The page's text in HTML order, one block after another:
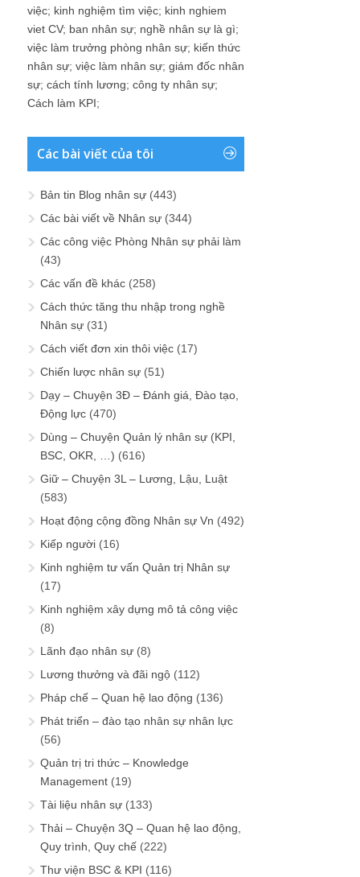
việc; kinh nghiệm tìm việc; kinh nghiem
viet CV; ban nhân sự; nghề nhân sự là gì;
việc làm trưởng phòng nhân sự; kiến thức
nhân sự; việc làm nhân sự; giám đốc nhân
sự; cách tính lương; công ty nhân sự;
Cách làm KPI;
Các bài viết của tôi
Bản tin Blog nhân sự (443)
Các bài viết về Nhân sự (344)
Các công việc Phòng Nhân sự phải làm
(43)
Các vấn đề khác (258)
Cách thức tăng thu nhập trong nghề
Nhân sự (31)
Cách viết đơn xin thôi việc (17)
Chiến lược nhân sự (51)
Dạy – Chuyện 3Đ – Đánh giá, Đào tạo,
Động lực (470)
Dùng – Chuyện Quản lý nhân sự (KPI,
BSC, OKR, …) (616)
Giữ – Chuyện 3L – Lương, Lậu, Luật
(583)
Hoạt động cộng đồng Nhân sự Vn (492)
Kiếp người (16)
Kinh nghiệm tư vấn Quản trị Nhân sự
(17)
Kinh nghiệm xây dựng mô tả công việc
(8)
Lãnh đạo nhân sự (8)
Lương thưởng và đãi ngộ (112)
Pháp chế – Quan hệ lao động (136)
Phát triển – đào tạo nhân sự nhân lực
(56)
Quản trị tri thức – Knowledge
Management (19)
Tài liệu nhân sự (133)
Thải – Chuyện 3Q – Quan hệ lao động,
Quy trình, Quy chế (222)
Thư viện BSC & KPI (116)